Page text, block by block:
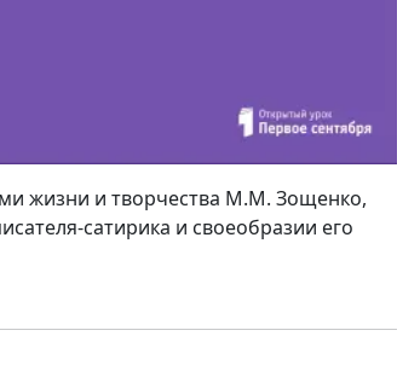
жизни и творчества М.М. Зощенко,
сатирика и своеобразии его